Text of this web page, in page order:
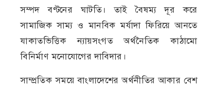
সম্পদ বণ্টনের ঘাটতি। তাই বৈষম্য দূর করে
সামাজিক সাম্য ও মানবিক মর্যাদা ফিরিয়ে আনতে
যাকাতভিত্তিক ন্যায়সংগত অর্থনৈতিক কাঠামো
বিনির্মাণ মনোযোগের দাবিদার।
সাম্প্রতিক সময়ে বাংলাদেশের অর্থনীতির আকার বেশ